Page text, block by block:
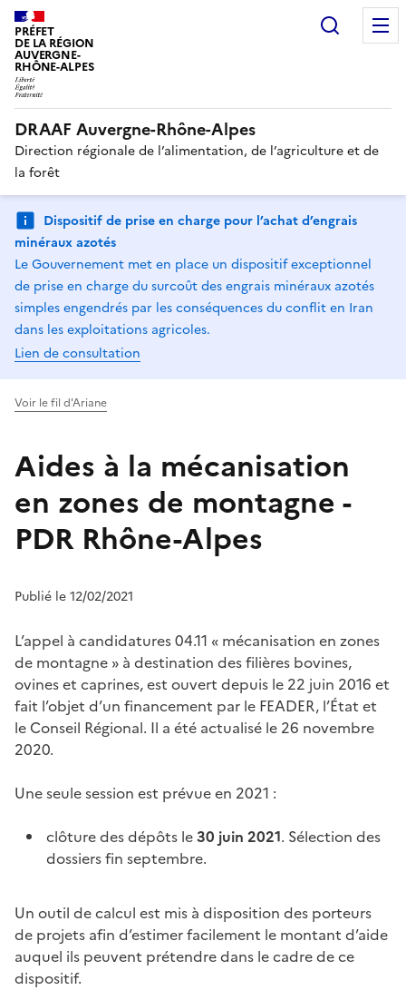
PRÉFET
DE LA RÉGION
AUVERGNE-
RHÔNE-ALPES
DRAAF Auvergne-Rhône-Alpes
Direction régionale de l’alimentation, de l’agriculture et de
la forêt
Dispositif de prise en charge pour l’achat d’engrais
minéraux azotés
Le Gouvernement met en place un dispositif exceptionnel
de prise en charge du surcoût des engrais minéraux azotés
simples engendrés par les conséquences du conflit en Iran
dans les exploitations agricoles.
Lien de consultation
Voir le fil d'Ariane
Aides à la mécanisation
en zones de montagne -
PDR Rhône-Alpes
Publié le 12/02/2021
L’appel à candidatures 04.11 « mécanisation en zones
de montagne » à destination des filières bovines,
ovines et caprines, est ouvert depuis le 22 juin 2016 et
fait l’objet d’un financement par le FEADER, l’État et
le Conseil Régional. Il a été actualisé le 26 novembre
2020.
Une seule session est prévue en 2021 :
clôture des dépôts le30 juin 2021. Sélection des
dossiers fin septembre.
Un outil de calcul est mis à disposition des porteurs
de projets afin d’estimer facilement le montant d’aide
auquel ils peuvent prétendre dans le cadre de ce
dispositif.